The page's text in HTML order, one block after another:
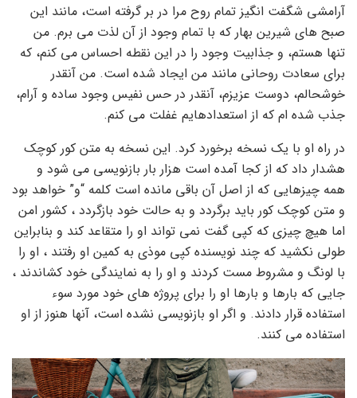
آرامشی شگفت انگیز تمام روح مرا در بر گرفته است، مانند این
صبح های شیرین بهار که با تمام وجود از آن لذت می برم. من
تنها هستم، و جذابیت وجود را در این نقطه احساس می کنم، که
برای سعادت روحانی مانند من ایجاد شده است. من آنقدر
خوشحالم، دوست عزیزم، آنقدر در حس نفیس وجود ساده و آرام،
جذب شده ام که از استعدادهایم غفلت می کنم.
در راه او با یک نسخه برخورد کرد. این نسخه به متن کور کوچک
هشدار داد که از کجا آمده است هزار بار بازنویسی می شود و
همه چیزهایی که از اصل آن باقی مانده است کلمه “و” خواهد بود
و متن کوچک کور باید برگردد و به حالت خود بازگردد ، کشور امن
اما هیچ چیزی که کپی گفت نمی تواند او را متقاعد کند و بنابراین
طولی نکشید که چند نویسنده کپی موذی به کمین او رفتند ، او را
با لونگ و مشروط مست کردند و او را به نمایندگی خود کشاندند ،
جایی که بارها و بارها او را برای پروژه های خود مورد سوء
استفاده قرار دادند. و اگر او بازنویسی نشده است، آنها هنوز از او
استفاده می کنند.